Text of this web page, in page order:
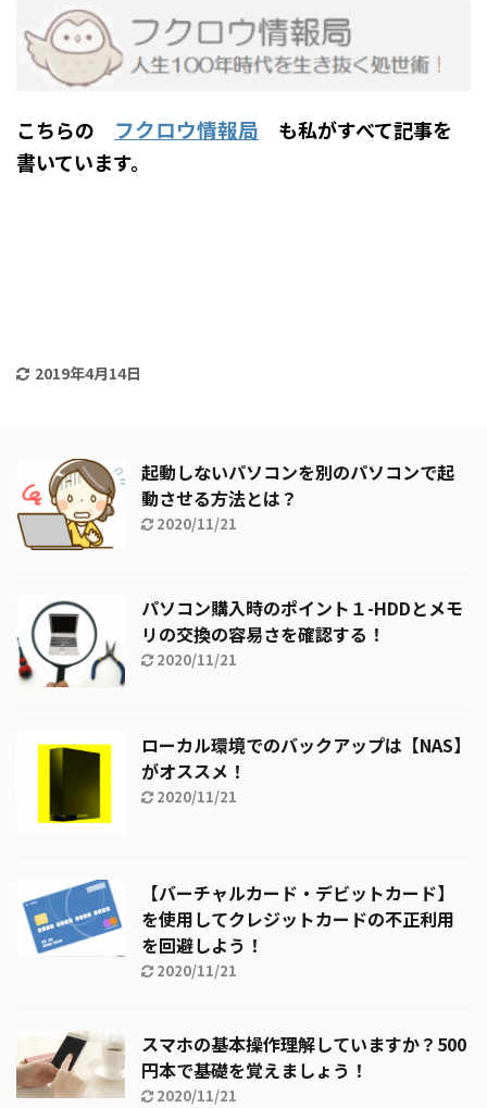
こちらの フクロウ情報局 も私がすべて記事を
書いています。
2019年4月14日
起動しないパソコンを別のパソコンで起
動させる方法とは？
2020/11/21
パソコン購入時のポイント１-HDDとメモ
リの交換の容易さを確認する！
2020/11/21
ローカル環境でのバックアップは【NAS】
がオススメ！
2020/11/21
【バーチャルカード・デビットカード】
を使用してクレジットカードの不正利用
を回避しよう！
2020/11/21
スマホの基本操作理解していますか？500
円本で基礎を覚えましょう！
2020/11/21